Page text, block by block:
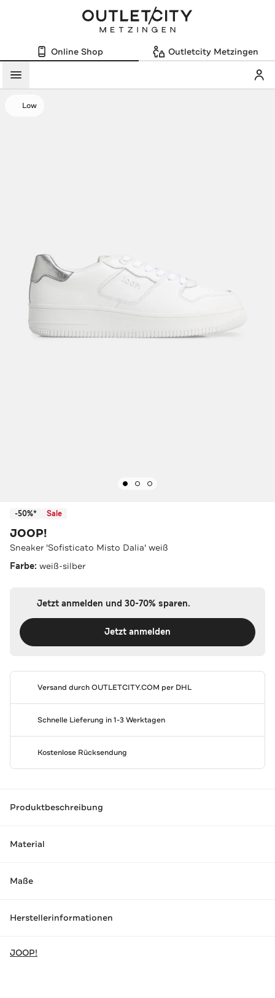
Online Shop Outletcity Metzingen
Menü
Low
-50%* Sale
JOOP!
Sneaker 'Sofisticato Misto Dalia' weiß
Farbe: weiß-silber
Jetzt anmelden und 30-70% sparen.
Jetzt anmelden
Versand durchOUTLETCITY.COM per DHL
Schnelle Lieferung in 1-3 Werktagen
Kostenlose Rücksendung
Produktbeschreibung
Material
Maße
Herstellerinformationen
JOOP!